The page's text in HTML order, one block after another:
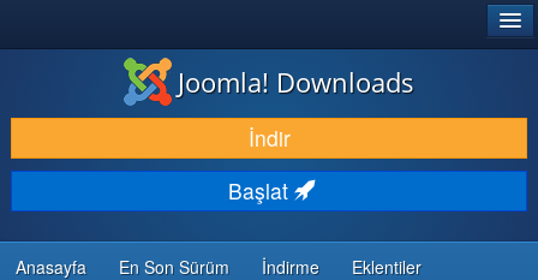
İNDIR & GENIŞLET
KEŞFET & ÖĞREN
TOPLULUK & DESTEK
GELIŞTIRICI KAYNAKLARI
Joomla! Downloads
İndir
Başlat
Anasayfa En Son Sürüm İndirme Eklentiler